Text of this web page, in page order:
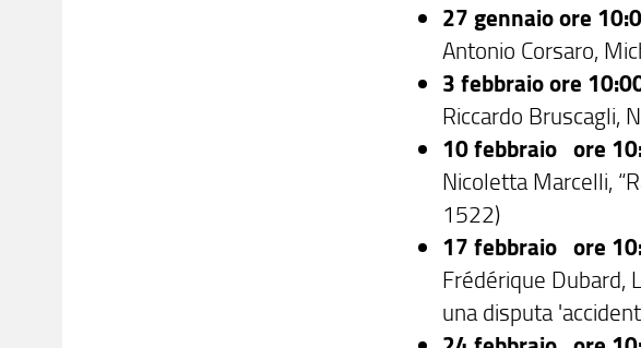
27 gennaio ore
Antonio Corsaro,
3 febbraio ore
Riccardo Bruscagli,
10 febbraio ore
Nicoletta Marcelli,
1522)
17 febbraio ore
Frédérique Dubard,
una disputa